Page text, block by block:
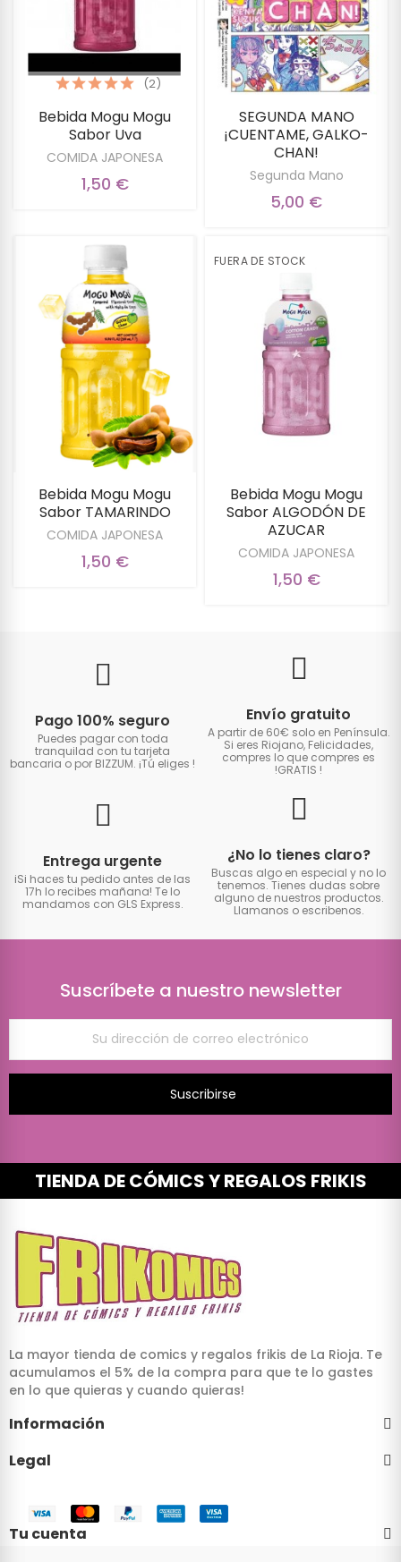
Bebida Mogu Mogu
Sabor Uva
COMIDA JAPONESA
(2)
1,50 €
SEGUNDA MANO
¡CUENTAME, GALKO-
CHAN!
Segunda Mano
5,00 €
Bebida Mogu Mogu
Sabor TAMARINDO
COMIDA JAPONESA
1,50 €
FUERA DE STOCK
Bebida Mogu Mogu
Sabor ALGODÓN DE
AZUCAR
COMIDA JAPONESA
1,50 €
Pago 100% seguro
Puedes pagar con toda
tranquilad con tu tarjeta
bancaria o por BIZZUM. ¡Tú eliges !
Envío gratuito
A partir de 60€ solo en Península.
Si eres Riojano, Felicidades,
compres lo que compres es
!GRATIS !
Entrega urgente
iSi haces tu pedido antes de las
17h lo recibes mañana! Te lo
mandamos con GLS Express.
¿No lo tienes claro?
Buscas algo en especial y no lo
tenemos. Tienes dudas sobre
alguno de nuestros productos.
Llamanos o escribenos.
Suscríbete a nuestro newsletter
Suscribirse
TIENDA DE CÓMICS Y REGALOS FRIKIS
La mayor tienda de comics y regalos frikis de La Rioja. Te
acumulamos el 5% de la compra para que te lo gastes
en lo que quieras y cuando quieras!
Información
Legal
Tu cuenta